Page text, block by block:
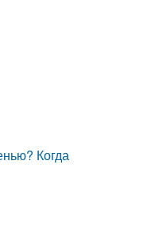
Когда